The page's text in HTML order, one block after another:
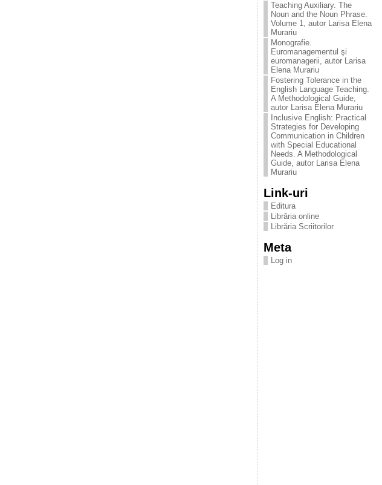
Teaching Auxiliary. The
Noun and the Noun Phrase.
Volume 1, autor Larisa Elena
Murariu
Monografie.
Euromanagementul şi
euromanagerii, autor Larisa
Elena Murariu
Fostering Tolerance in the
English Language Teaching.
A Methodological Guide,
autor Larisa Elena Murariu
Inclusive English: Practical
Strategies for Developing
Communication in Children
with Special Educational
Needs. A Methodological
Guide, autor Larisa Elena
Murariu
Link-uri
Editura
Librăria online
Librăria Scriitorilor
Meta
Log in